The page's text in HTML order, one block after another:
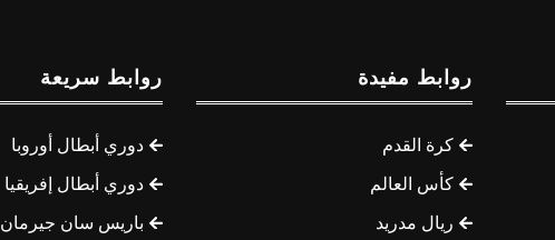
روابط مفيدة
كرة القدم
كأس العالم
ريال مدريد
روابط سريعة
دوري أبطال أوروبا
دوري أبطال إفريقيا
باريس سان جيرمان